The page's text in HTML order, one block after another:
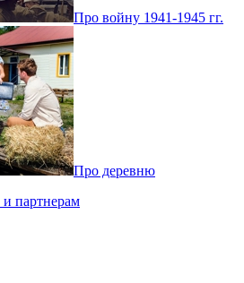
Про войну 1941-1945 гг.
Про деревню
и партнерам